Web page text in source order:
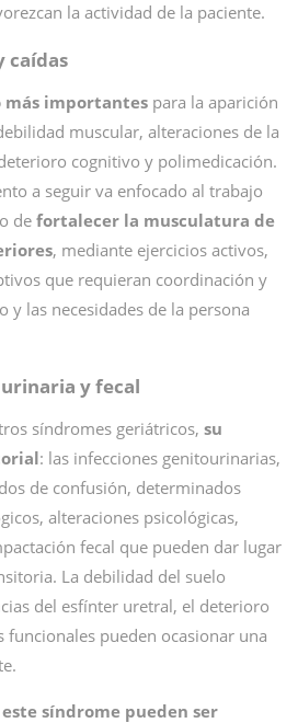
la actividad de la paciente.
caídas
más importantes para la aparición
muscular, alteraciones de la
cognitivo y polimedicación.
a seguir va enfocado al trabajo
de fortalecer la musculatura de
, mediante ejercicios activos,
que requieran coordinación y
y las necesidades de la persona
y fecal
síndromes geriátricos, su
: las infecciones genitourinarias,
de confusión, determinados
alteraciones psicológicas,
fecal que pueden dar lugar
La debilidad del suelo
del esfínter uretral, el deterioro
funcionales pueden ocasionar una
síndrome pueden ser